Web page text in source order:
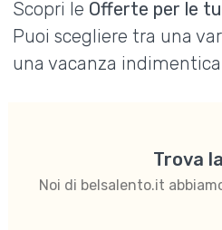
Scopri le Offerte per le
Puoi scegliere tra una
una vacanza
Trova
Noi di belsalento.it